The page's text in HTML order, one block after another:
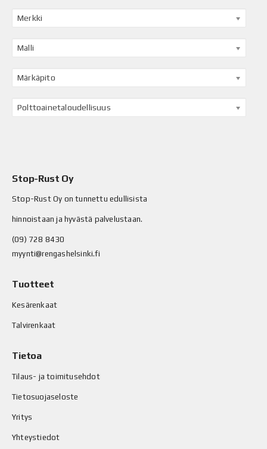
Merkki
Malli
Märkäpito
Polttoainetaloudellisuus
Stop-Rust Oy
Stop-Rust Oy on tunnettu edullisista
hinnoistaan ja hyvästä palvelustaan.
(09) 728 8430
myynti@rengashelsinki.fi
Tuotteet
Kesärenkaat
Talvirenkaat
Tietoa
Tilaus- ja toimitusehdot
Tietosuojaseloste
Yritys
Yhteystiedot